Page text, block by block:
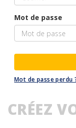
Mot de passe
Mot de passe perdu
CRÉEZ